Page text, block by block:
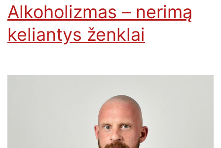
Alkoholizmas – nerimą
keliantys ženklai